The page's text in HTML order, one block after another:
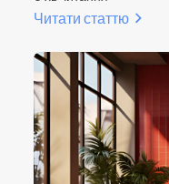
Читати статтю